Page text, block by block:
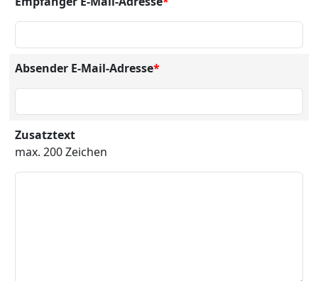
Absender E-Mail-Adresse*
Zusatztext
max. 200 Zeichen